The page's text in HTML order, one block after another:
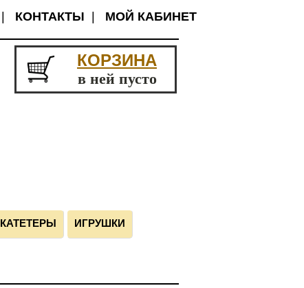
| КОНТАКТЫ | МОЙ КАБИНЕТ
КОРЗИНА
в ней пусто
КАТЕТЕРЫ ИГРУШКИ